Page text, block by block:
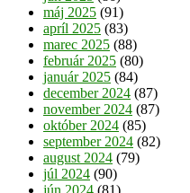
máj 2025 (91)
apríl 2025 (83)
marec 2025 (88)
február 2025 (80)
január 2025 (84)
december 2024 (87)
november 2024 (87)
október 2024 (85)
september 2024 (82)
august 2024 (79)
júl 2024 (90)
jún 2024 (81)